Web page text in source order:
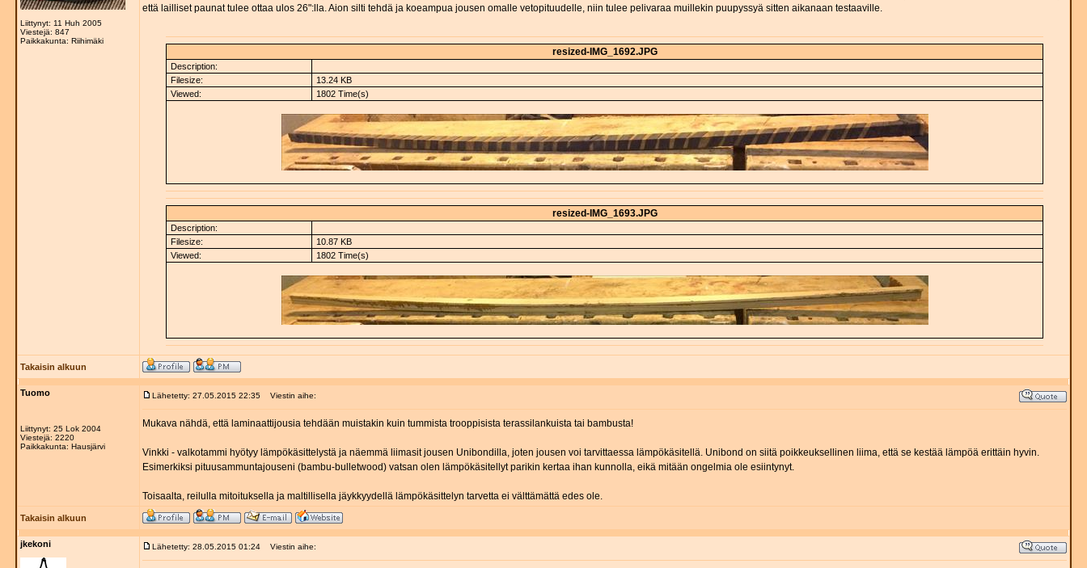
Liittynyt: 11 Huh 2005
Viestejä: 847
Paikkakunta: Riihimäki
että lailliset paunat tulee ottaa ulos 26":lla. Aion silti tehdä ja koeampua jousen omalle vetopituudelle, niin tulee pelivaraa muillekin puupyssyä sitten aikanaan testaaville.
resized-IMG_1692.JPG
Description:
Filesize:
13.24 KB
Viewed:
1802 Time(s)
resized-IMG_1693.JPG
Description:
Filesize:
10.87 KB
Viewed:
1802 Time(s)
Takaisin alkuun
Tuomo
Liittynyt: 25 Lok 2004
Viestejä: 2220
Paikkakunta: Hausjärvi
Lähetetty: 27.05.2015 22:35 Viestin aihe:
Mukava nähdä, että laminaattijousia tehdään muistakin kuin tummista trooppisista terassilankuista tai bambusta!
Vinkki - valkotammi hyötyy lämpökäsittelystä ja näemmä liimasit jousen Unibondilla, joten jousen voi tarvittaessa lämpökäsitellä. Unibond on siitä poikkeuksellinen liima, että se kestää lämpöä erittäin hyvin.
Esimerkiksi pituusammuntajouseni (bambu-bulletwood) vatsan olen lämpökäsitellyt parikin kertaa ihan kunnolla, eikä mitään ongelmia ole esiintynyt.
Toisaalta, reilulla mitoituksella ja maltillisella jäykkyydellä lämpökäsittelyn tarvetta ei välttämättä edes ole.
Takaisin alkuun
jkekoni Lähetetty: 28.05.2015 01:24 Viestin aihe: